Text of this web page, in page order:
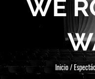
WE
Inicio/